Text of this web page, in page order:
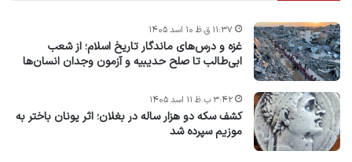
غزه و درس‌های ماندگار تاریخ اسلام؛ از شعب
ابی‌طالب تا صلح حدیبیه و آزمون وجدان انسان‌ها
۱۱:۳۷ ق.ظ ۱۰ اسد ۱۴۰۵
کشف سکه دو هزار ساله در بغلان؛ اثر یونان باختر به
موزیم سپرده شد
۳:۴۲ ب.ظ ۱۱ اسد ۱۴۰۵